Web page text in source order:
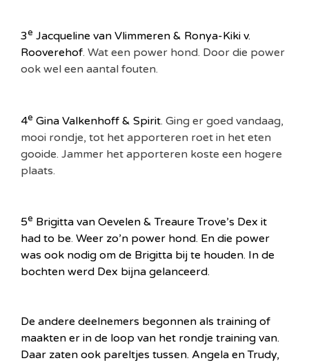
3e Jacqueline van Vlimmeren & Ronya-Kiki v.
Rooverehof. Wat een power hond. Door die power
ook wel een aantal fouten.
4e Gina Valkenhoff & Spirit. Ging er goed vandaag,
mooi rondje, tot het apporteren roet in het eten
gooide. Jammer het apporteren koste een hogere
plaats.
5e Brigitta van Oevelen & Treaure Trove’s Dex it
had to be. Weer zo’n power hond. En die power
was ook nodig om de Brigitta bij te houden. In de
bochten werd Dex bijna gelanceerd.
De andere deelnemers begonnen als training of
maakten er in de loop van het rondje training van.
Daar zaten ook pareltjes tussen. Angela en Trudy,